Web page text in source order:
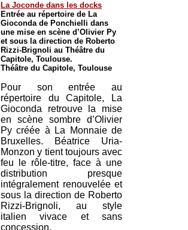
La Joconde dans les docks
Entrée au répertoire de La
Gioconda de Ponchielli dans
une mise en scène d’Olivier Py
et sous la direction de Roberto
Rizzi-Brignoli au Théâtre du
Capitole, Toulouse.
Théâtre du Capitole, Toulouse
Pour son entrée au
répertoire du Capitole, La
Gioconda retrouve la mise
en scène sombre d’Olivier
Py créée à La Monnaie de
Bruxelles. Béatrice Uria-
Monzon y tient toujours avec
feu le rôle-titre, face à une
distribution presque
intégralement renouvelée et
sous la direction de Roberto
Rizzi-Brignoli, au style
italien vivace et sans
concession.